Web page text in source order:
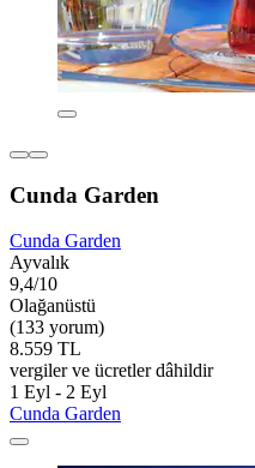
Cunda Garden
Cunda Garden
Ayvalık
9,4/10
Olağanüstü
(133 yorum)
8.559 TL
vergiler ve ücretler dâhildir
1 Eyl - 2 Eyl
Cunda Garden